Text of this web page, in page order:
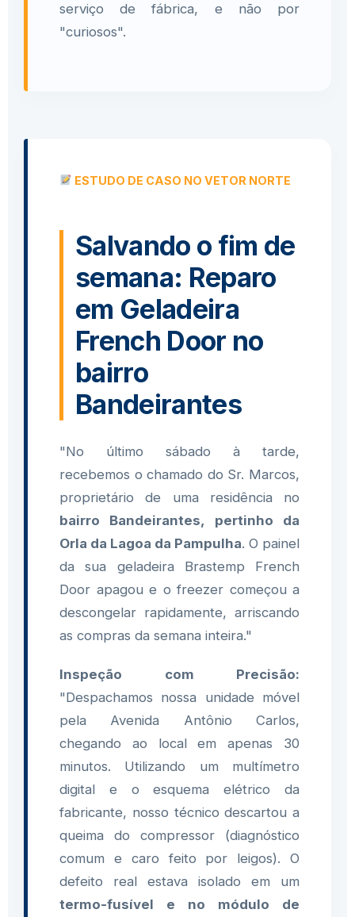
serviço de fábrica, e não por
"curiosos".
ESTUDO DE CASO NO VETOR NORTE
Salvando o fim de
semana: Reparo
em Geladeira
French Door no
bairro
Bandeirantes
"No último sábado à tarde,
recebemos o chamado do Sr. Marcos,
proprietário de uma residência no
bairro Bandeirantes, pertinho da
Orla da Lagoa da Pampulha. O painel
da sua geladeira Brastemp French
Door apagou e o freezer começou a
descongelar rapidamente, arriscando
as compras da semana inteira."
Inspeção com Precisão:
"Despachamos nossa unidade móvel
pela Avenida Antônio Carlos,
chegando ao local em apenas 30
minutos. Utilizando um multímetro
digital e o esquema elétrico da
fabricante, nosso técnico descartou a
queima do compressor (diagnóstico
comum e caro feito por leigos). O
defeito real estava isolado em um
termo-fusível e no módulo de